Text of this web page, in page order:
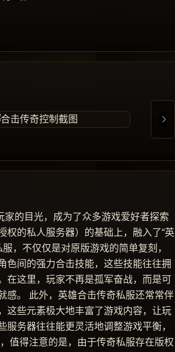
的目光，成为了众多游戏爱好者探索
权的私人服务器）的基础上，融入了“英
，不仅仅是对原版游戏的简单复刻，
色间的强力合击技能，这些技能往往拥
在这里，玩家不再是孤军奋战，而是可
感。 此外，英雄合击传奇私服还常常伴
这些元素极大地丰富了游戏内容，让玩
务器往往能更灵活地调整游戏平衡，
值得注意的是，由于传奇私服存在版权